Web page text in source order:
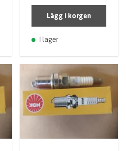
Lägg i korgen
I lager